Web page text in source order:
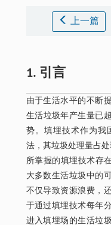
上一篇
1. 引言
由于生活水平的不断
生活垃圾年产生量已
势。填埋技术作为我
法，其垃圾处理量占
所掌握的填埋技术存
大多数生活垃圾中的
不仅导致资源浪费，
于通过填埋技术每年
进入填埋场的生活垃